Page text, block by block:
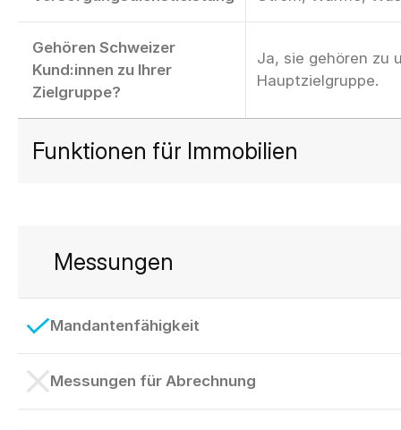
Gehören Schweizer
Kund:innen zu Ihrer
Zielgruppe?
Ja, sie gehören zu
Hauptzielgruppe.
Funktionen für Immobilien
Messungen
Mandantenfähigkeit
Messungen für Abrechnung